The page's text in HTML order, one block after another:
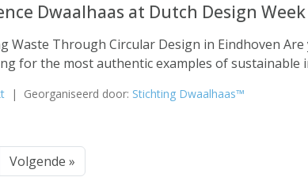
Dwaalhaas at Dutch Design Week
Waste Through Circular Design in Eindhoven
for the most authentic examples of sustainable
| Georganiseerd door: Stichting Dwaalhaas™
Volgende »